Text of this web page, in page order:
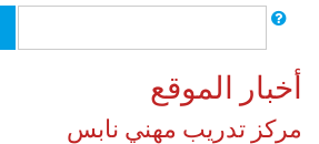
بحث
أخبار الموقع
مركز تدريب مهني نابس